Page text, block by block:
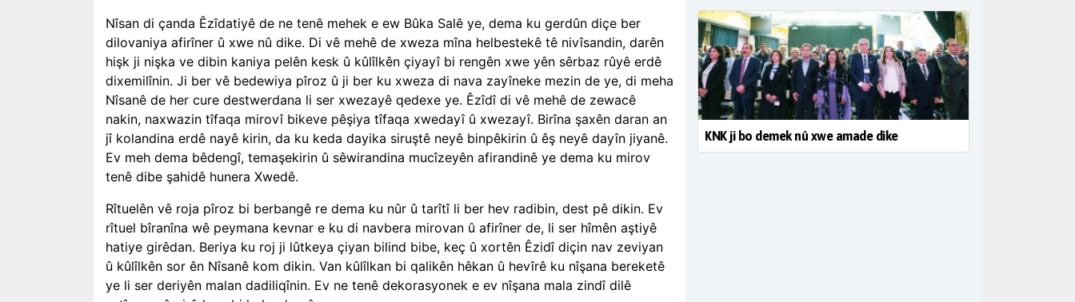
Nîsan di çanda Êzîdatiyê de ne tenê mehek e ew Bûka Salê ye, dema ku gerdûn diçe ber
dilovaniya afirîner û xwe nû dike. Di vê mehê de xweza mîna helbestekê tê nivîsandin, darên
hişk ji nişka ve dibin kaniya pelên kesk û kûlîlkên çiyayî bi rengên xwe yên sêrbaz rûyê erdê
dixemilînin. Ji ber vê bedewiya pîroz û ji ber ku xweza di nava zayîneke mezin de ye, di meha
Nîsanê de her cure destwerdana li ser xwezayê qedexe ye. Êzîdî di vê mehê de zewacê
nakin, naxwazin tîfaqa mirovî bikeve pêşiya tîfaqa xwedayî û xwezayî. Birîna şaxên daran an
jî kolandina erdê nayê kirin, da ku keda dayika siruştê neyê binpêkirin û êş neyê dayîn jiyanê.
Ev meh dema bêdengî, temaşekirin û sêwirandina mucîzeyên afirandinê ye dema ku mirov
tenê dibe şahidê hunera Xwedê.
Rîtuelên vê roja pîroz bi berbangê re dema ku nûr û tarîtî li ber hev radibin, dest pê dikin. Ev
rîtuel bîranîna wê peymana kevnar e ku di navbera mirovan û afirîner de, li ser hîmên aştiyê
hatiye girêdan. Beriya ku roj ji lûtkeya çiyan bilind bibe, keç û xortên Êzidî diçin nav zeviyan
û kûlîlkên sor ên Nîsanê kom dikin. Van kûlîlkan bi qalikên hêkan û hevîrê ku nîşana bereketê
ye li ser deriyên malan dadiliqînin. Ev ne tenê dekorasyonek e ev nîşana mala zindî dilê
KNK ji bo demek nû xwe amade dike